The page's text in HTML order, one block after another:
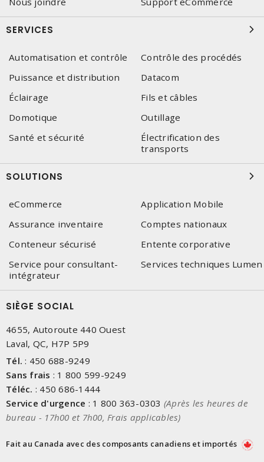
SERVICES
Automatisation et contrôle
Contrôle des procédés
Puissance et distribution
Datacom
Éclairage
Fils et câbles
Domotique
Outillage
Santé et sécurité
Électrification des
transports
SOLUTIONS
eCommerce
Application Mobile
Assurance inventaire
Comptes nationaux
Conteneur sécurisé
Entente corporative
Service pour consultant-
intégrateur
Services techniques Lumen
SIÈGE SOCIAL
4655, Autoroute 440 Ouest
Laval, QC, H7P 5P9
Tél. : 450 688-9249
Sans frais : 1 800 599-9249
Téléc. : 450 686-1444
Service d'urgence : 1 800 363-0303 (Après les heures de
bureau - 17h00 et 7h00, Frais applicables)
Fait au Canada avec des composants canadiens et importés